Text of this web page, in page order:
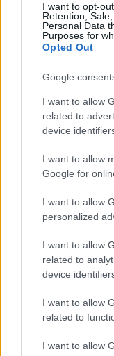
I want to opt-
Retention,
Personal Data
Purposes for
Opted Out
Google
I want to allow
related to
device
I want to allow
Google for
I want to allow
personalized
I want to allow
related to
device
I want to allow
related to
I want to allow
o
o
k
r
NOTIZIE RECENTI
Le
Gallura
vivo:
Olbia,